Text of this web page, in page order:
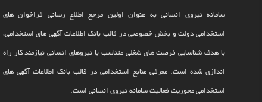
سامانه نیروی انسانی به عنوان اولین مرجع اطلاع رسانی فراخوان های
استخدامی دولت و بخش خصوصی در قالب بانک اطلاعات آگهی های استخدامی،
با هدف شناسایی فرصت های شغلی متناسب با نیروهای انسانی نیازمند کار راه
اندازی شده است. معرفی منابع استخدامی در قالب بانک اطلاعات آگهی های
استخدامی محوریت فعالیت سامانه نیروی انسانی است.